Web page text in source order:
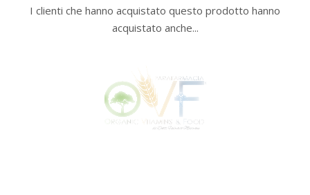
I clienti che hanno acquistato questo prodotto hanno
acquistato anche...